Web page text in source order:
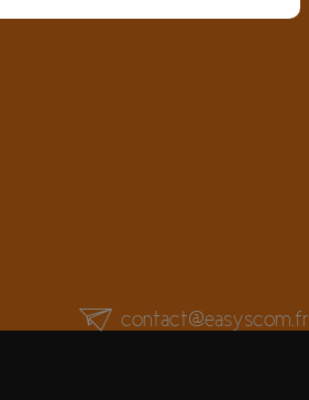
contact@easyscom.fr